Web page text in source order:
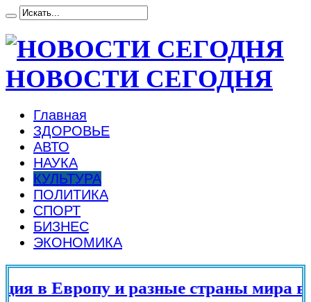
НОВОСТИ СЕГОДНЯ
Главная
ЗДОРОВЬЕ
АВТО
НАУКА
КУЛЬТУРА
ПОЛИТИКА
СПОРТ
БИЗНЕС
ЭКОНОМИКА
в Европу и разные страны мира в